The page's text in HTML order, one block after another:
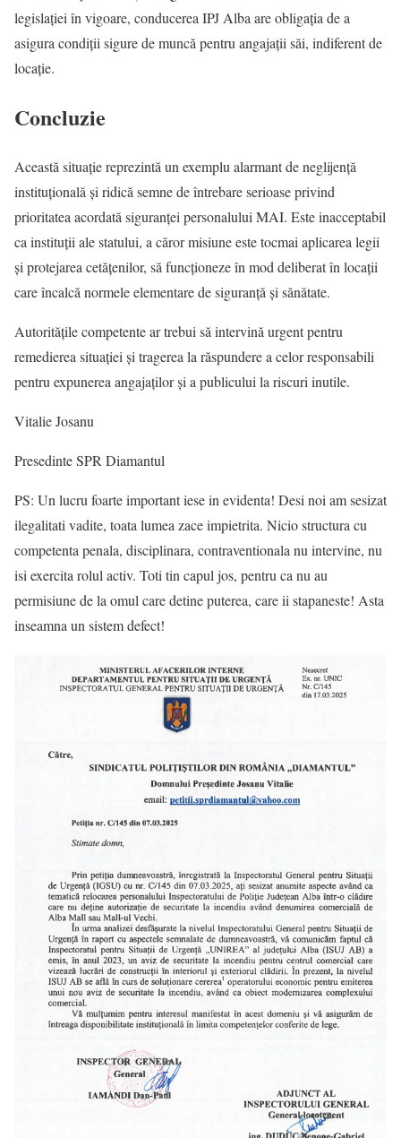
legislației în vigoare, conducerea IPJ Alba are obligația de a
asigura condiții sigure de muncă pentru angajații săi, indiferent de
locație.
Concluzie
Această situație reprezintă un exemplu alarmant de neglijență
instituțională și ridică semne de întrebare serioase privind
prioritatea acordată siguranței personalului MAI. Este inacceptabil
ca instituții ale statului, a căror misiune este tocmai aplicarea legii
și protejarea cetățenilor, să funcționeze în mod deliberat în locații
care încalcă normele elementare de siguranță și sănătate.
Autoritățile competente ar trebui să intervină urgent pentru
remedierea situației și tragerea la răspundere a celor responsabili
pentru expunerea angajaților și a publicului la riscuri inutile.
Vitalie Josanu
Presedinte SPR Diamantul
PS: Un lucru foarte important iese in evidenta! Desi noi am sesizat
ilegalitati vadite, toata lumea zace impietrita. Nicio structura cu
competenta penala, disciplinara, contraventionala nu intervine, nu
isi exercita rolul activ. Toti tin capul jos, pentru ca nu au
permisiune de la omul care detine puterea, care ii stapaneste! Asta
inseamna un sistem defect!